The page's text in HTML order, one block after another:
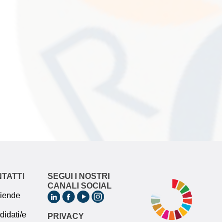
e
SEGUI I NOSTRI
CANALI SOCIAL
PRIVACY